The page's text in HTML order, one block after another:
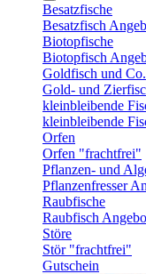
Besatzfische
Besatzfisch
Biotopfische
Biotopfisch
Goldfisch und Co.
Gold- und
kleinbleibende
kleinbleibende
Orfen
Orfen "frachtfrei"
Pflanzen- und
Pflanzenfresser
Raubfische
Raubfisch
Störe
Stör "frachtfrei"
Gutschein